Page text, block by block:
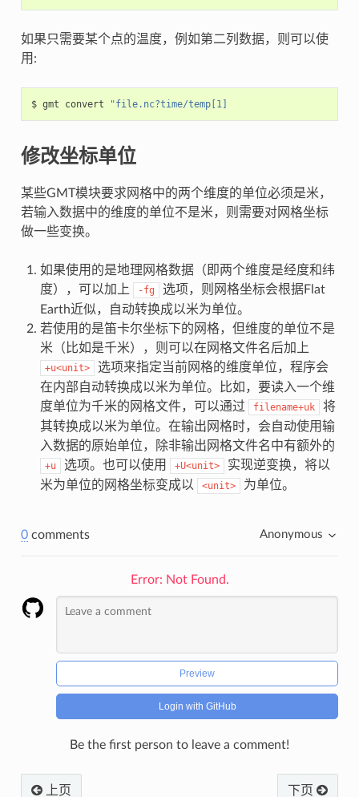
如果只需要某个点的温度，例如第二列数据，则可以使
用:
$ gmt convert "file.nc?time/temp[1]
修改坐标单位
某些GMT模块要求网格中的两个维度的单位必须是米，
若输入数据中的维度的单位不是米，则需要对网格坐标
做一些变换。
如果使用的是地理网格数据（即两个维度是经度和纬
度），可以加上
-fg
选项，则网格坐标会根据Flat
Earth近似，自动转换成以米为单位。
若使用的是笛卡尔坐标下的网格，但维度的单位不是
米（比如是千米），则可以在网格文件名后加上
+u<unit>
选项来指定当前网格的维度单位，程序会
在内部自动转换成以米为单位。比如，要读入一个维
度单位为千米的网格文件，可以通过
filename+uk
将
其转换成以米为单位。在输出网格时，会自动使用输
入数据的原始单位，除非输出网格文件名中有额外的
+u 选项。也可以使用 +U<unit>
实现逆变换，将以
米为单位的网格坐标变成以
<unit> 为单位。
0comments Anonymous
Error: Not Found.
Preview
Login with GitHub
Be the first person to leave a comment!
下页
上页